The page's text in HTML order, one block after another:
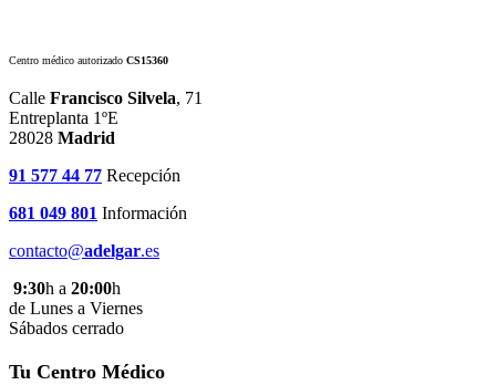
Centro médico autorizado CS15360
Calle Francisco Silvela, 71
Entreplanta 1ºE
28028 Madrid
91 577 44 77 Recepción
681 049 801 Información
contacto@adelgar.es
9:30h a 20:00h
de Lunes a Viernes
Sábados cerrado
Tu Centro Médico